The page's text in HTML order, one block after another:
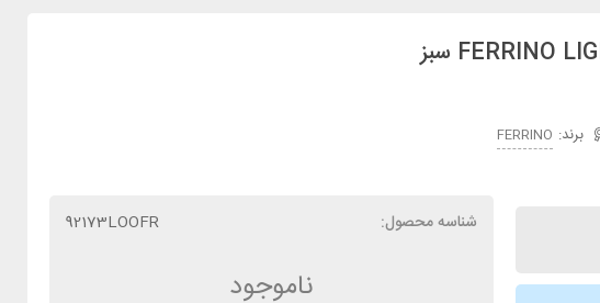
FERRINO
شناسه محصول: 92173LOOFR
ناموجود